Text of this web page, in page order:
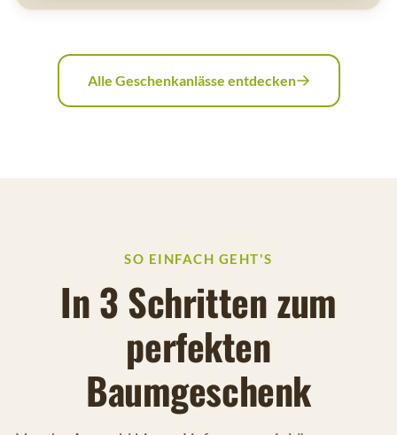
Alle Geschenkanlässe entdecken
SO EINFACH GEHT'S
In 3 Schritten zum
perfekten
Baumgeschenk